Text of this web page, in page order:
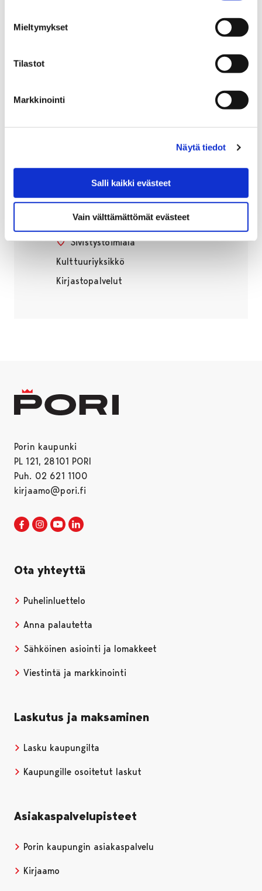
Mieltymykset
Tilastot
Markkinointi
Näytä tiedot
Salli kaikki evästeet
Vain välttämättömät evästeet
Kulttuurisen nuorisotyön koordinaattori
+358505982632
kai.korpi@pori.fi
Sivistystoimiala
Kulttuuriyksikkö
Kirjastopalvelut
Porin kaupunki
PL 121, 28101 PORI
Puh. 02 621 1100
kirjaamo@pori.fi
Porin kaupunki Facebookissa
Avautuu uudessa välilehdessä
Porin kaupunki Instagramissa
Avautuu uudessa välilehdessä
Porin kaupunki Youtubessa
Avautuu uudessa välilehdessä
Ota yhteyttä
Puhelinluettelo
Anna palautetta
Sähköinen asiointi ja lomakkeet
Viestintä ja markkinointi
Laskutus ja maksaminen
Lasku kaupungilta
Kaupungille osoitetut laskut
Asiakaspalvelupisteet
Porin kaupungin asiakaspalvelu
Kirjaamo